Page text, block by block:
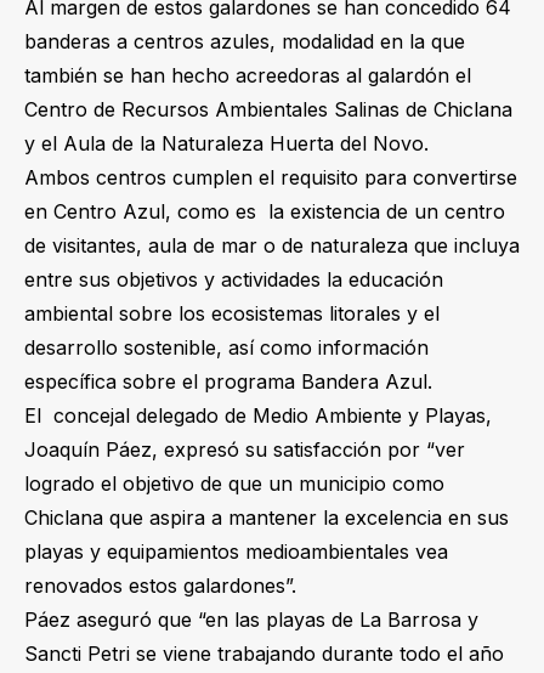
Al margen de estos galardones se han concedido 64
banderas a centros azules, modalidad en la que
también se han hecho acreedoras al galardón el
Centro de Recursos Ambientales Salinas de Chiclana
y el Aula de la Naturaleza Huerta del Novo.
Ambos centros cumplen el requisito para convertirse
en Centro Azul, como es la existencia de un centro
de visitantes, aula de mar o de naturaleza que incluya
entre sus objetivos y actividades la educación
ambiental sobre los ecosistemas litorales y el
desarrollo sostenible, así como información
específica sobre el programa Bandera Azul.
El concejal delegado de Medio Ambiente y Playas,
Joaquín Páez, expresó su satisfacción por “ver
logrado el objetivo de que un municipio como
Chiclana que aspira a mantener la excelencia en sus
playas y equipamientos medioambientales vea
renovados estos galardones”.
Páez aseguró que “en las playas de La Barrosa y
Sancti Petri se viene trabajando durante todo el año